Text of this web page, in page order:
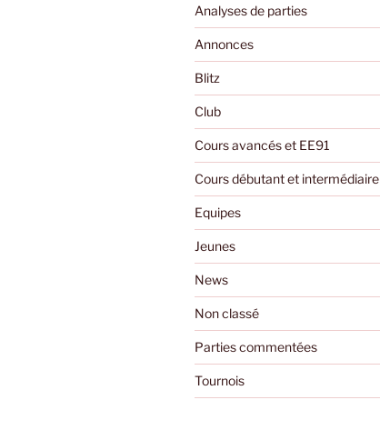
Analyses de parties
Annonces
Blitz
Club
Cours avancés et EE91
Cours débutant et intermédiaire
Equipes
Jeunes
News
Non classé
Parties commentées
Tournois